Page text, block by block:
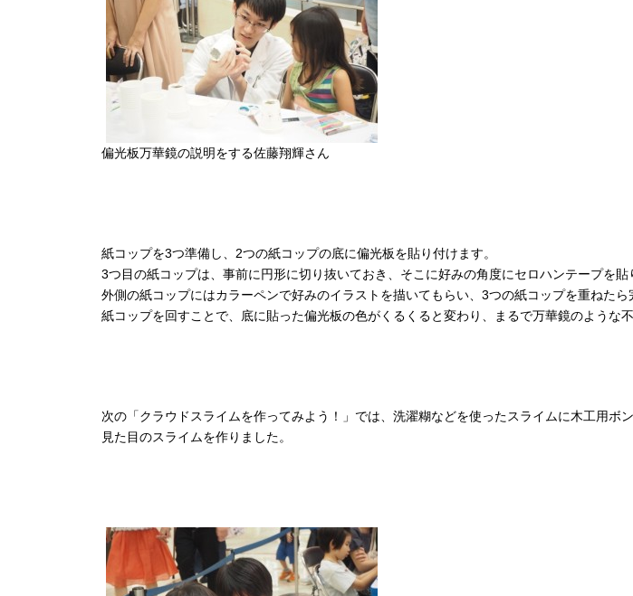
偏光板万華鏡の説明をする佐藤翔輝さん
紙コップを3つ準備し、2つの紙コップの底に偏光板を貼り付けます。
3つ目の紙コップは、事前に円形に切り抜いておき、そこに好みの角度にセロハンテープを貼
外側の紙コップにはカラーペンで好みのイラストを描いてもらい、3つの紙コップを重ねたら
紙コップを回すことで、底に貼った偏光板の色がくるくると変わり、まるで万華鏡のような
次の「クラウドスライムを作ってみよう！」では、洗濯糊などを使ったスライムに木工用
見た目のスライムを作りました。